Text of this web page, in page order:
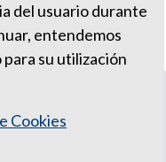
del usuario durante
entendemos
su utilización
Cookies